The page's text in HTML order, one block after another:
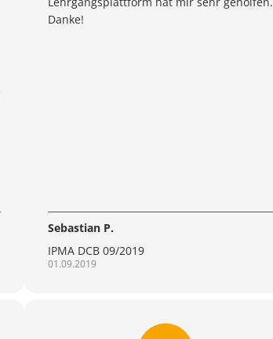
Danke!
Sebastian P.
IPMA DCB 09/2019
01.09.2019